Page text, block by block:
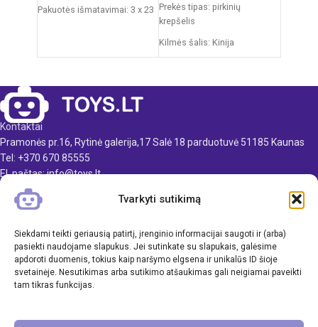
Tvarkyti sutikimą
Siekdami teikti geriausią patirtį, įrenginio informacijai saugoti ir (arba)
pasiekti naudojame slapukus. Jei sutinkate su slapukais, galėsime
apdoroti duomenis, tokius kaip naršymo elgsena ir unikalūs ID šioje
svetainėje. Nesutikimas arba sutikimo atšaukimas gali neigiamai paveikti
tam tikras funkcijas.
Pakuotės išmatavimai: 3 x 23 Prekės tipas: pirkinių
krepšelis
Kilmės šalis: Kinija
(nepridedama)
Kontaktai
Pramonės pr.16, Rytinė galerija,17 Salė 18 parduotuvė 51185 Kaunas
Tel: +370 670 85555
El. paštas: info@toys.lt
TOYS.LT
KLIENTAMS
INFORMACIJA